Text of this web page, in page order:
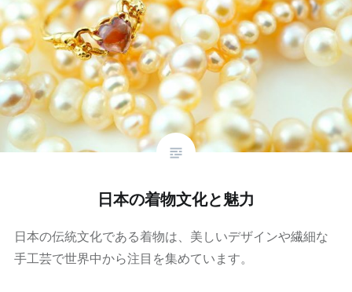
日本の着物文化と魅力
日本の伝統文化である着物は、美しいデザインや繊細な
手工芸で世界中から注目を集めています。